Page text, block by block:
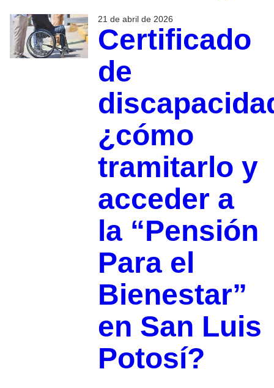
21 de abril de 2026
Certificado
de
¿cómo
tramitarlo y
acceder a
la “Pensión
Para el
Bienestar”
en San Luis
Potosí?